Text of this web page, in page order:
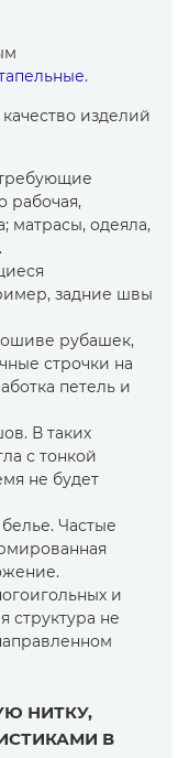
.
изделий
рабочая,
матрасы, одеяла,
задние швы
рубашек,
строчки на
петель и
В таких
с тонкой
не будет
Частые
и
структура не
НИТКУ,
В